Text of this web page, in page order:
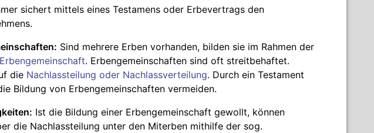
sichert mittels eines Testamens oder Erbevertrags den
Sind mehrere Erben vorhanden, bilden sie im Rahmen der
Erbengemeinschaft. Erbengemeinschaften sind oft streitbehaftet.
die Nachlassteilung oder Nachlassverteilung. Durch ein Testament
Bildung von Erbengemeinschaften vermeiden.
Ist die Bildung einer Erbengemeinschaft gewollt, können
die Nachlassteilung unter den Miterben mithilfe der sog.